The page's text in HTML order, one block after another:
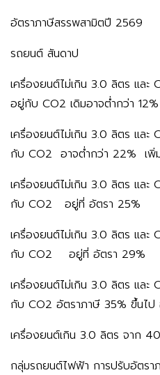
อัตราภาษีสรรพสามิตปี 2569
รถยนต์ สันดาป
เครื่องยนต์ไม่เกิน 3.0 ลิตร และ
อยู่กับ CO2 เดิมอาจต่ำกว่า 12%
เครื่องยนต์ไม่เกิน 3.0 ลิตร แล
กับ CO2 อาจต่ำกว่า 22% เพิ่
เครื่องยนต์ไม่เกิน 3.0 ลิตร แล
กับ CO2 อยู่ที่ อัตรา 25%
เครื่องยนต์ไม่เกิน 3.0 ลิตร แล
กับ CO2 อยู่ที่ อัตรา 29%
เครื่องยนต์ไม่เกิน 3.0 ลิตร แล
กับ CO2 อัตราภาษี 35% ขึ้นไ
เครื่องยนต์เกิน 3.0 ลิตร จาก
กลุ่มรถยนต์ไฟฟ้า การปรับอัตร